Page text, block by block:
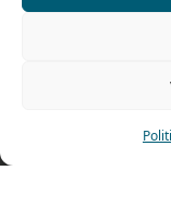
Fax: 0033 474 62
478 rue